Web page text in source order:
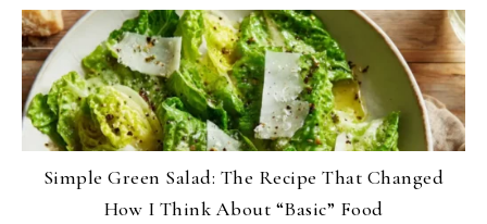
Simple Green Salad: The Recipe That Changed
How I Think About “Basic” Food